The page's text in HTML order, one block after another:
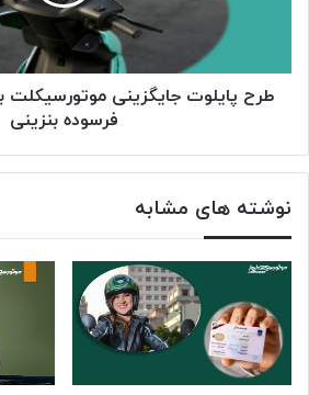
موتورسیکلت
بنزینی
طرح پایلوت جایگزینی موتورسیکلت
فرسوده بنزینی
نوشته های مشابه